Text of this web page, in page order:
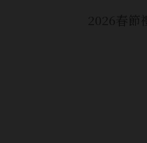
2026春節